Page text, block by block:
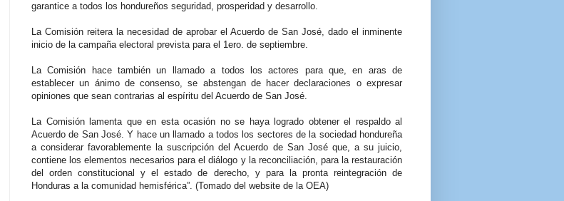
garantice a todos los hondureños seguridad, prosperidad y desarrollo.
La Comisión reitera la necesidad de aprobar el Acuerdo de San José, dado el inminente
inicio de la campaña electoral prevista para el 1ero. de septiembre.
La Comisión hace también un llamado a todos los actores para que, en aras de
establecer un ánimo de consenso, se abstengan de hacer declaraciones o expresar
opiniones que sean contrarias al espíritu del Acuerdo de San José.
La Comisión lamenta que en esta ocasión no se haya logrado obtener el respaldo al
Acuerdo de San José. Y hace un llamado a todos los sectores de la sociedad hondureña
a considerar favorablemente la suscripción del Acuerdo de San José que, a su juicio,
contiene los elementos necesarios para el diálogo y la reconciliación, para la restauración
del orden constitucional y el estado de derecho, y para la pronta reintegración de
Honduras a la comunidad hemisférica”. (Tomado del website de la OEA)